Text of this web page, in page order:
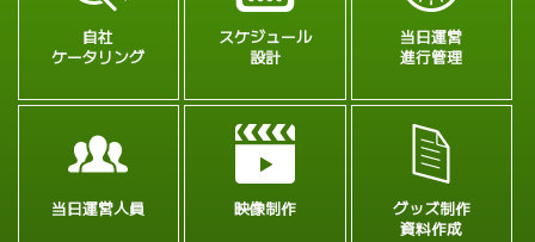
自社
ケータリング
スケジュール
設計
当日運営
進行管理
当日運営人員 映像制作
グッズ制作
資料作成